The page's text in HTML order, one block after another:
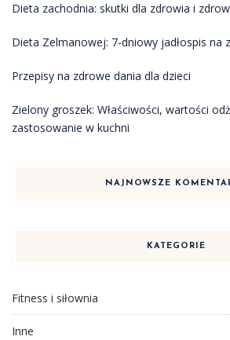
Dieta zachodnia: skutki dla zdrowia i
Dieta Zelmanowej: 7-dniowy jadłospis na
Przepisy na zdrowe dania dla dzieci
Zielony groszek: Właściwości, wartości
zastosowanie w kuchni
NAJNOWSZE
KATEGORIE
Fitness i siłownia
Inne